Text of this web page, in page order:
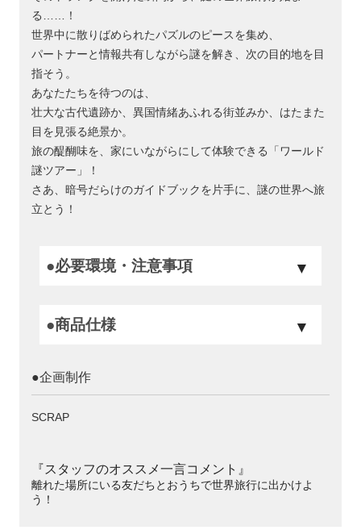
る……！
世界中に散りばめられたパズルのピースを集め、
パートナーと情報共有しながら謎を解き、次の目的地を目
指そう。
あなたたちを待つのは、
壮大な古代遺跡か、異国情緒あふれる街並みか、はたまた
目を見張る絶景か。
旅の醍醐味を、家にいながらにして体験できる「ワールド
謎ツアー」！
さあ、暗号だらけのガイドブックを片手に、謎の世界へ旅
立とう！
●必要環境・注意事項
●商品仕様
●企画制作
SCRAP
『スタッフのオススメ一言コメント』
離れた場所にいる友だちとおうちで世界旅行に出かけよ
う！